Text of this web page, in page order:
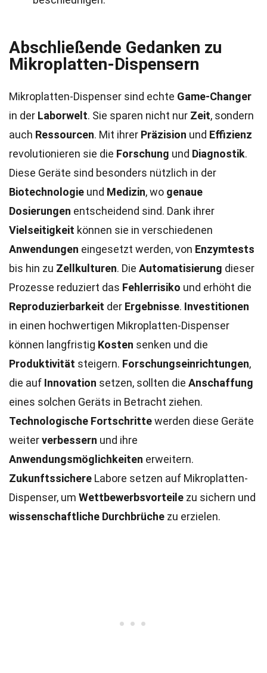
Abschließende Gedanken zu
Mikroplatten-Dispensern
Mikroplatten-Dispenser sind echte Game-Changer
in der Laborwelt. Sie sparen nicht nur Zeit, sondern
auch Ressourcen. Mit ihrer Präzision und Effizienz
revolutionieren sie die Forschung und Diagnostik.
Diese Geräte sind besonders nützlich in der
Biotechnologie und Medizin, wo genaue
Dosierungen entscheidend sind. Dank ihrer
Vielseitigkeit können sie in verschiedenen
Anwendungen eingesetzt werden, von Enzymtests
bis hin zu Zellkulturen. Die Automatisierung dieser
Prozesse reduziert das Fehlerrisiko und erhöht die
Reproduzierbarkeit der Ergebnisse. Investitionen
in einen hochwertigen Mikroplatten-Dispenser
können langfristig Kosten senken und die
Produktivität steigern. Forschungseinrichtungen,
die auf Innovation setzen, sollten die Anschaffung
eines solchen Geräts in Betracht ziehen.
Technologische Fortschrittewerden diese Geräte
weiterverbessern und ihre
Anwendungsmöglichkeiten erweitern.
Zukunftssichere Labore setzen auf Mikroplatten-
Dispenser, um Wettbewerbsvorteile zu sichern und
wissenschaftliche Durchbrüche zu erzielen.